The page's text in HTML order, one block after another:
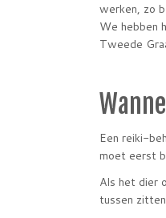
werken, zo
We hebben
Tweede
Een reiki-
moet eerst
Als het dier
tussen